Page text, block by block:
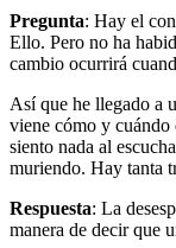
Pregunta: Hay el
Ello. Pero no ha
cambio ocurrirá
Así que he llegado a
viene cómo y
siento nada al
muriendo. Hay tanta
Respuesta: La
manera de decir que